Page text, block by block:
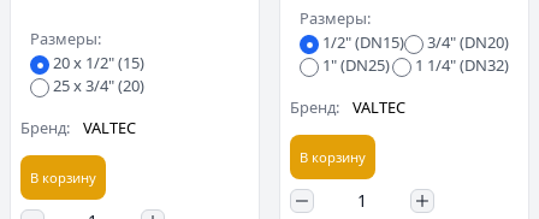
Размеры:
20 х 1/2" (15)
25 х 3/4" (20)
Бренд:
VALTEC
В корзину
Размеры:
1/2" (DN15)
3/4" (DN20)
1" (DN25)
1 1/4" (DN32)
Бренд:
VALTEC
В корзину